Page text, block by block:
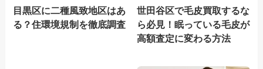
目黒区に二種風致地区はあ
る？住環境規制を徹底調査
世田谷区で毛皮買取するな
ら必見！眠っている毛皮が
高額査定に変わる方法